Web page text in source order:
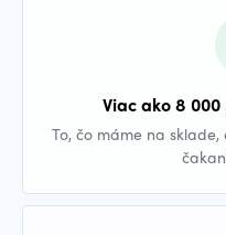
Viac ako 8
To, čo máme na